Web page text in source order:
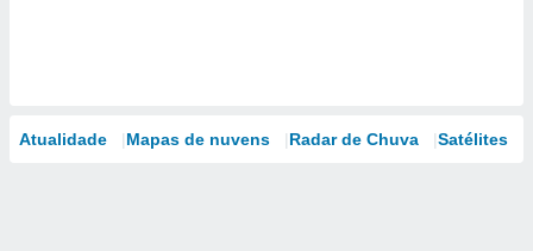
Atualidade Mapas de nuvens Radar de Chuva Satélites